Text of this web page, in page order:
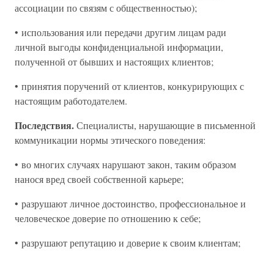
ассоциации по связям с общественностью);
• использования или передачи другим лицам ради
личной выгоды конфиденциальной информации,
полученной от бывших и настоящих клиентов;
• принятия поручений от клиентов, конкурирующих с
настоящим работодателем.
Последствия.Специалисты, нарушающие в письменной
коммуникации нормы этического поведения:
• во многих случаях нарушают закон, таким образом
нанося вред своей собственной карьере;
• разрушают личное достоинство, профессиональное и
человеческое доверие по отношению к себе;
• разрушают репутацию и доверие к своим клиентам;